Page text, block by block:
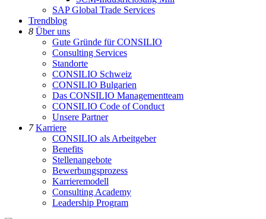
SAP Global Trade Services
Trendblog
8 Über uns
Gute Gründe für CONSILIO
Consulting Services
Standorte
CONSILIO Schweiz
CONSILIO Bulgarien
Das CONSILIO Managementteam
CONSILIO Code of Conduct
Unsere Partner
7Karriere
CONSILIO als Arbeitgeber
Benefits
Stellenangebote
Bewerbungsprozess
Karrieremodell
Consulting Academy
Leadership Program